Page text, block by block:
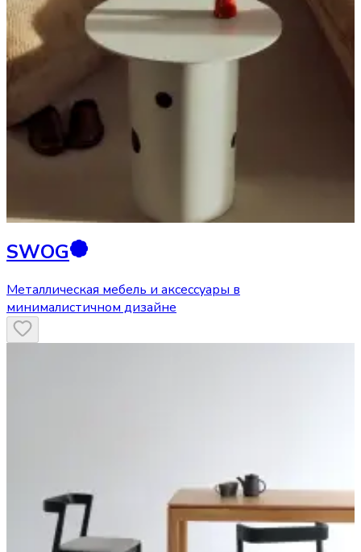
SWOG
Металлическая мебель и аксессуары в
минималистичном дизайне